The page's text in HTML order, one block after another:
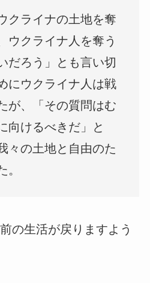
クライナの土地を奪
ウクライナ人を奪う
だろう」とも言い切
にウクライナ人は戦
が、「その質問はむ
向けるべきだ」と
々の土地と自由のた
。
の生活が戻りますよう